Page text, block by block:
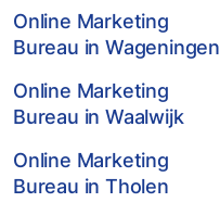
Online Marketing
Bureau in Wageningen
Online Marketing
Bureau in Waalwijk
Online Marketing
Bureau in Tholen